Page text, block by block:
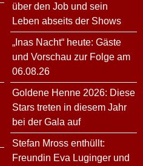
über den Job und sein
Leben abseits der Shows
„Inas Nacht“ heute: Gäste
und Vorschau zur Folge am
06.08.26
Goldene Henne 2026: Diese
Stars treten in diesem Jahr
bei der Gala auf
Stefan Mross enthüllt:
Freundin Eva Luginger und